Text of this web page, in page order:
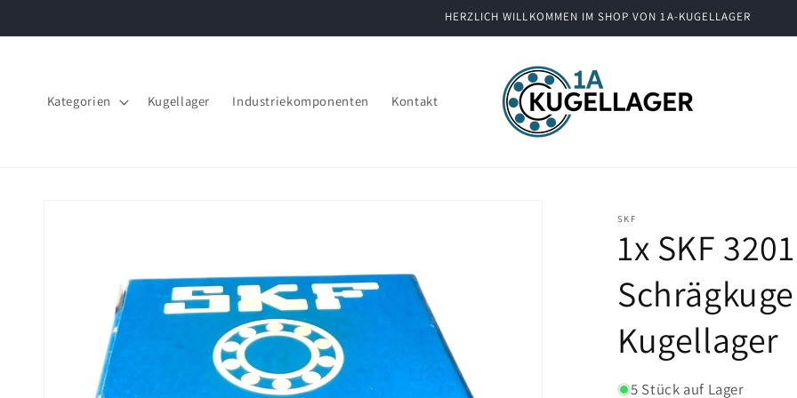
Inhalt
HERZLICH WILLKOMMEN IM SHOP VON 1A-KUGELLAGER
Kategorien Kugellager Industriekomponenten Kontakt
SKF
1x SKF
Kugellager
5 Stück auf Lager